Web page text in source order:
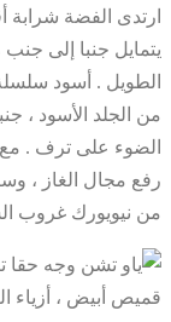
يتمايل جنبا إلى
الطويل . أسود
من الجلد الأسود ،
الضوء على ترف .
رفع مجال الغاز ،
من نيويورك غروب